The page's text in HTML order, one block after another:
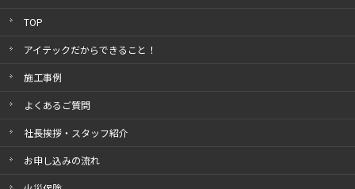
TOP
アイテックだからできること！
施工事例
よくあるご質問
社長挨拶・スタッフ紹介
お申し込みの流れ